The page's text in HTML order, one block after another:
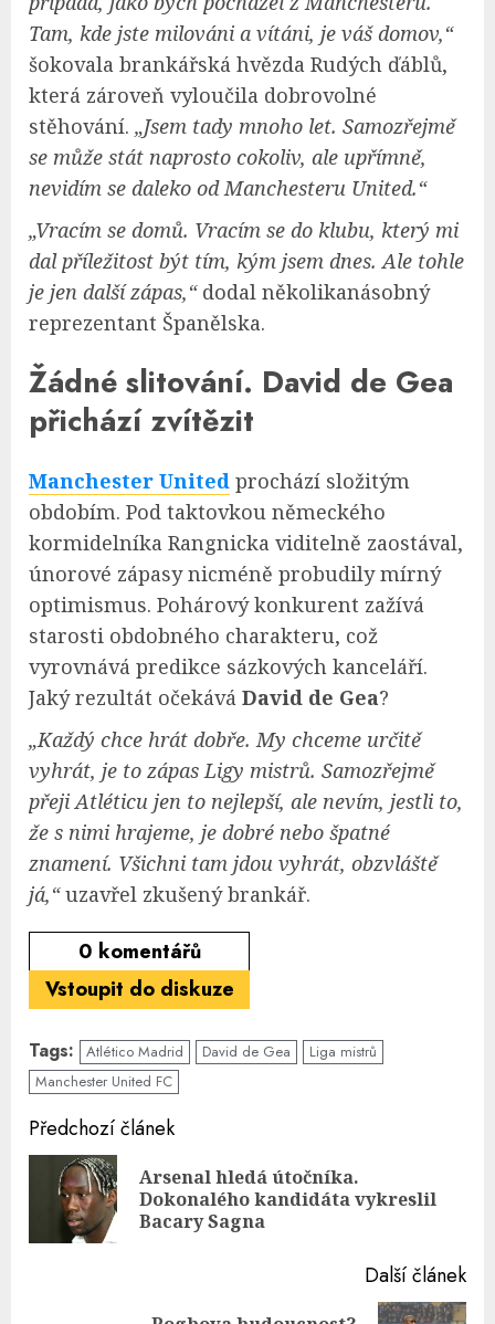
Tam, kde jste milováni a vítáni, je váš domov,“
šokovala brankářská hvězda Rudých ďáblů,
která zároveň vyloučila dobrovolné
stěhování. „Jsem tady mnoho let. Samozřejmě
se může stát naprosto cokoliv, ale upřímně,
nevidím se daleko od Manchesteru United.“
„Vracím se domů. Vracím se do klubu, který mi
dal příležitost být tím, kým jsem dnes. Ale tohle
je jen další zápas,“dodal několikanásobný
reprezentant Španělska.
Žádné slitování. David de Gea
přichází zvítězit
Manchester United prochází složitým
obdobím. Pod taktovkou německého
kormidelníka Rangnicka viditelně zaostával,
únorové zápasy nicméně probudily mírný
optimismus. Pohárový konkurent zažívá
starosti obdobného charakteru, což
vyrovnává predikce sázkových kanceláří.
Jaký rezultát očekává David de Gea?
„Každý chce hrát dobře. My chceme určitě
vyhrát, je to zápas Ligy mistrů. Samozřejmě
přeji Atléticu jen to nejlepší, ale nevím, jestli to,
že s nimi hrajeme, je dobré nebo špatné
znamení. Všichni tam jdou vyhrát, obzvláště
já,“uzavřel zkušený brankář.
0 komentářů
Vstoupit do diskuze
Tags: Atlético Madrid David de Gea
Liga mistrů
Manchester United FC
Continue
Reading
Předchozí článek
Arsenal hledá útočníka.
Dokonalého kandidáta vykreslil
Bacary Sagna
Další článek